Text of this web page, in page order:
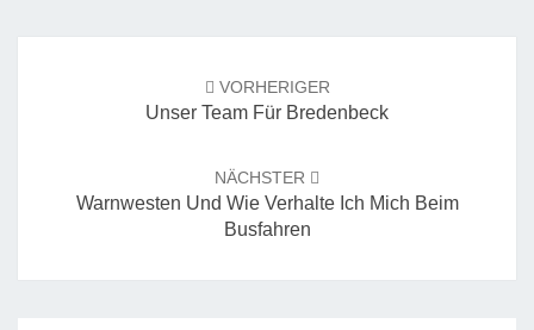
VORHERIGER
Unser Team Für Bredenbeck
NÄCHSTER
Warnwesten Und Wie Verhalte Ich Mich Beim
Busfahren